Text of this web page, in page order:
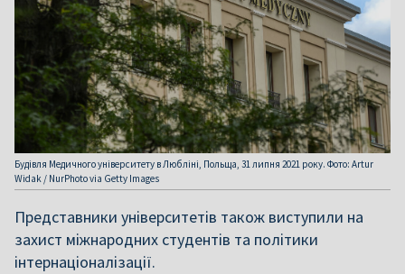
Будівля Медичного університету в Любліні, Польща, 31 липня 2021 року. Фото: Artur
Widak / NurPhoto via Getty Images
Представники університетів також виступили на
захист міжнародних студентів та політики
інтернаціоналізації.